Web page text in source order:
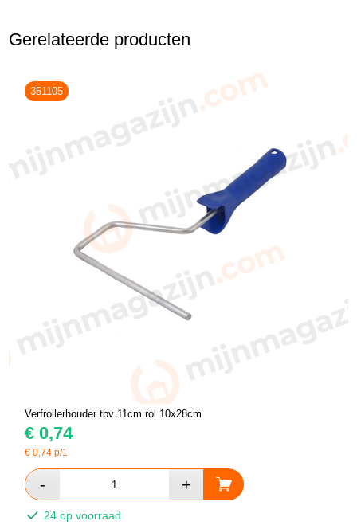
Gerelateerde producten
351105
Verfrollerhouder tbv 11cm rol 10x28cm
€ 0,74
€0,74 p/1
24 op voorraad